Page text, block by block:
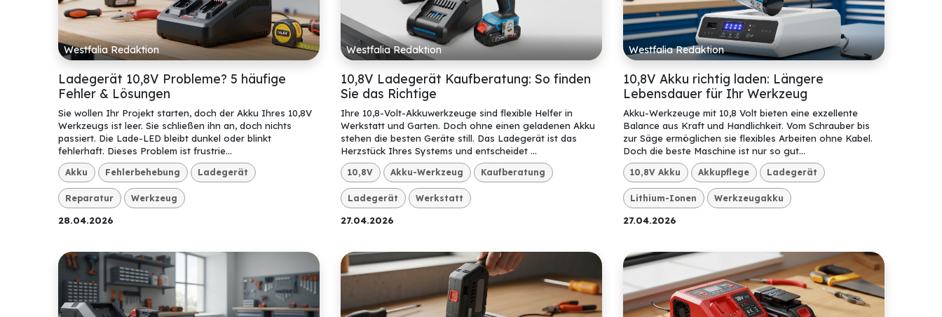
Westfalia Redaktion
Ladegerät 10,8V Probleme? 5 häufige
Fehler & Lösungen
Sie wollen Ihr Projekt starten, doch der Akku Ihres 10,8V
Werkzeugs ist leer. Sie schließen ihn an, doch nichts
passiert. Die Lade-LED bleibt dunkel oder blinkt
fehlerhaft. Dieses Problem ist frustrie...
Akku Fehlerbehebung Ladegerät
Reparatur Werkzeug
28.04.2026
Westfalia Redaktion
10,8V Ladegerät Kaufberatung: So finden
Sie das Richtige
Ihre 10,8-Volt-Akkuwerkzeuge sind flexible Helfer in
Werkstatt und Garten. Doch ohne einen geladenen Akku
stehen die besten Geräte still. Das Ladegerät ist das
Herzstück Ihres Systems und entscheidet ...
10,8V Akku-Werkzeug Kaufberatung
Ladegerät Werkstatt
27.04.2026
Westfalia Redaktion
10,8V Akku richtig laden: Längere
Lebensdauer für Ihr Werkzeug
Akku-Werkzeuge mit 10,8 Volt bieten eine exzellente
Balance aus Kraft und Handlichkeit. Vom Schrauber bis
zur Säge ermöglichen sie flexibles Arbeiten ohne Kabel.
Doch die beste Maschine ist nur so gut...
10,8V Akku Akkupflege Ladegerät
Lithium-Ionen Werkzeugakku
27.04.2026